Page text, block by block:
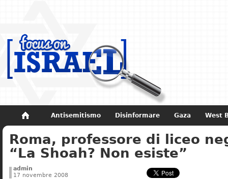
Antisemitismo Disinformare Gaza West
Non dimenticare Storia di Israele
Roma, professore di liceo
“La Shoah? Non esiste”
admin
17 novembre 2008